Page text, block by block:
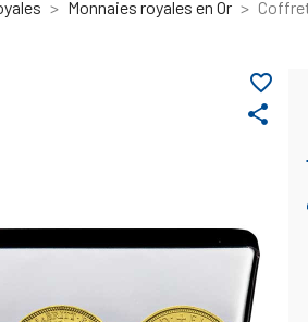
Monnaies royales en Or
share
favorite_border